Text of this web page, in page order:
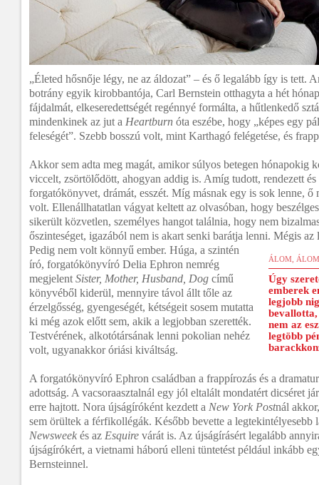
„Életed hősnője légy, ne az áldozat” – és ő legalább így is tett.
botrány egyik kirobbantója, Carl Bernstein otthagyta a hét
fájdalmát, elkeseredettségét regénnyé formálta, a hűtlenkedő
mindenkinek az jut a Heartburn óta eszébe, hogy „képes egy
feleségét”. Szebb bosszú volt, mint Karthagó felégetése, és
Akkor sem adta meg magát, amikor súlyos betegen hónapokig
viccelt, zsörtölődött, ahogyan addig is. Amíg tudott, rendezett
forgatókönyvet, drámát, esszét. Míg másnak egy is sok lenne,
volt. Ellenállhatatlan vágyat keltett az olvasóban, hogy
sikerült közvetlen, személyes hangot találnia, hogy nem
őszinteséget, igazából nem is akart senki barátja lenni. Mégis az
ÁLOM,
Úgy
emberek
legjobb
nem az
legtöbb
Pedig nem volt könnyű ember. Húga, a szintén
író, forgatókönyvíró Delia Ephron nemrég
megjelent Sister, Mother, Husband, Dog című
könyvéből kiderül, mennyire távol állt tőle az
érzelgősség, gyengeségét, kétségeit sosem mutatta
ki még azok előtt sem, akik a legjobban szerették.
Testvérének, alkotótársának lenni pokolian nehéz
volt, ugyanakkor óriási kiváltság.
A forgatókönyvíró Ephron családban a frappírozás és a
adottság. A vacsoraasztalnál egy jól eltalált mondatért dicséret
erre hajtott. Nora újságíróként kezdett a New York Postnál
sem örültek a férfikollégák. Később bevette a legtekintélyesebb
Newsweek és az Esquire várát is. Az újságírásért legalább
újságírókért, a vietnami háború elleni tüntetést például inkább
Bernsteinnel.